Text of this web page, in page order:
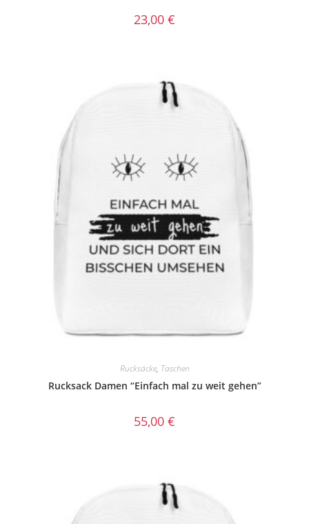
23,00 €
Rucksäcke, Taschen
Rucksack Damen “Einfach mal zu weit gehen”
55,00 €